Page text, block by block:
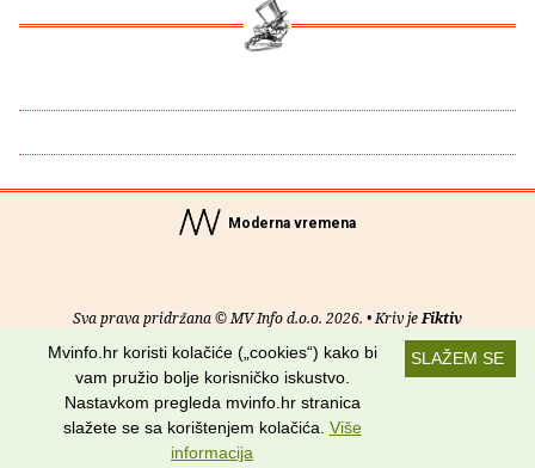
Moderna vremena
Sva prava pridržana © MV Info d.o.o. 2026. • Kriv jeFiktiv
O nama• Pomoć• Uvjeti korištenja•RSS kanali
Potraži nas na:
SLAŽEM SE
Mvinfo.hr koristi kolačiće („cookies“) kako bi
vam pružio bolje korisničko iskustvo.
Nastavkom pregleda mvinfo.hr stranica
slažete se sa korištenjem kolačića. Više
informacija